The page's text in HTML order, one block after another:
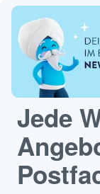
Jede